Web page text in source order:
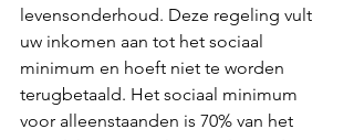
levensonderhoud. Deze regeling vult
uw inkomen aan tot het sociaal
minimum en hoeft niet te worden
terugbetaald. Het sociaal minimum
voor alleenstaanden is 70% van het